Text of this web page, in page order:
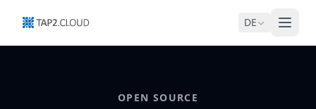
DE
OPEN SOURCE